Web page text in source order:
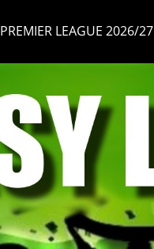
PREMIER LEAGUE 2026/27